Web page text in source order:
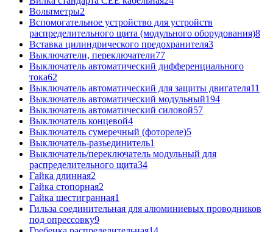
Вольтметры2
Вспомогательное устройство для устройств
распределительного щита (модульного оборудования)8
Вставка цилиндрического предохранителя3
Выключатели, переключатели77
Выключатель автоматический дифференциального
тока62
Выключатель автоматический для защиты двигателя11
Выключатель автоматический модульный194
Выключатель автоматический силовой57
Выключатель концевой4
Выключатель сумеречный (фотореле)5
Выключатель-разъединитель1
Выключатель/переключатель модульный для
распределительного щита34
Гайка длинная2
Гайка стопорная2
Гайка шестигранная1
Гильза соединительная для алюминиевых проводников
под опрессовку9